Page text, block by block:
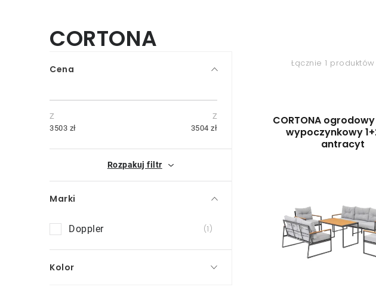
CORTONA
P
s
e
k
b
o
c
z
n
Cena
3503 zł 3504 zł
Rozpakuj filtr
Marki
Doppler 1
Kolor
Łącznie 1 produktów
CORTONA
wypoczynkowy
antracyt